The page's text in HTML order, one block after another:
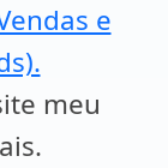
e
meu